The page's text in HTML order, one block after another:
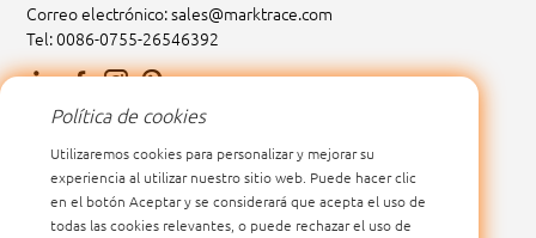
Correo electrónico:sales@marktrace.com
Tel: 0086-0755-26546392
Política de cookies
Utilizaremos cookies para personalizar y mejorar su
experiencia al utilizar nuestro sitio web. Puede hacer clic
en el botón Aceptar y se considerará que acepta el uso de
todas las cookies relevantes, o puede rechazar el uso de